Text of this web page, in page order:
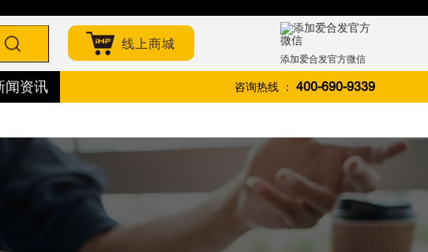
线上商城
添加爱合发官方微信
闻资讯 咨询热线 ： 400-690-9339